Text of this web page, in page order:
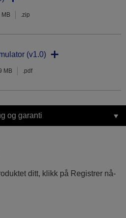
MB .zip
(v1.0)
MB .pdf
og garanti
ditt, klikk på Registrer nå-